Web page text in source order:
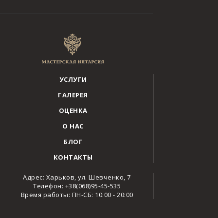
УСЛУГИ
ГАЛЕРЕЯ
ОЦЕНКА
О НАС
БЛОГ
КОНТАКТЫ
Адрес: Харьков, ул. Шевченко, 7
Телефон: +38(068)95-45-535
Время работы: ПН-СБ: 10:00 - 20:00